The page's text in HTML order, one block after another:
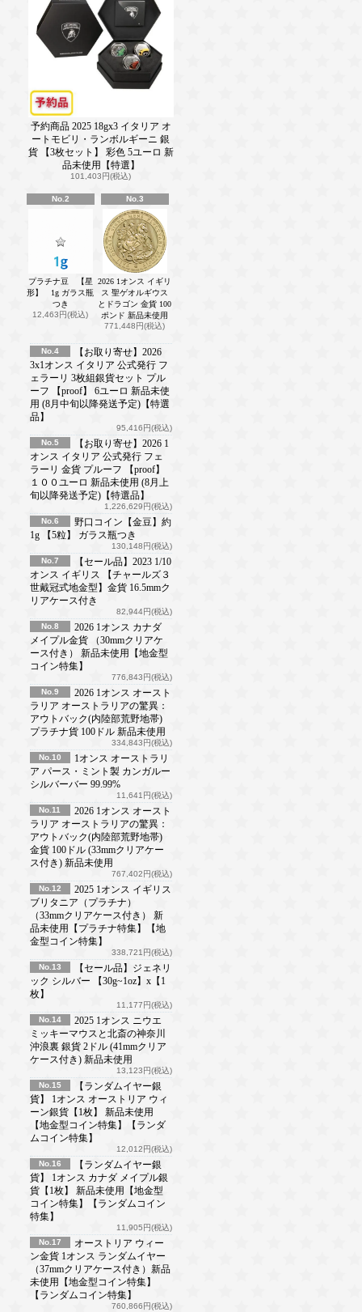
予約商品 2025 18gx3 イタリア オ
ートモビリ・ランボルギーニ 銀
貨 【3枚セット】 彩色 5ユーロ 新
品未使用【特選】
101,403円(税込)
No.2
プラチナ豆 【星
形】 1g ガラス瓶
つき
12,463円(税込)
No.3
2026 1オンス イギリ
ス 聖ゲオルギウス
とドラゴン 金貨 100
ポンド 新品未使用
771,448円(税込)
No.4
【お取り寄せ】2026
3x1オンス イタリア 公式発行 フ
ェラーリ 3枚組銀貨セット プル
ーフ 【proof】 6ユーロ 新品未使
用 (8月中旬以降発送予定)【特選
品】
95,416円(税込)
No.5
【お取り寄せ】2026 1
オンス イタリア 公式発行 フェ
ラーリ 金貨 プルーフ 【proof】
１００ユーロ 新品未使用 (8月上
旬以降発送予定)【特選品】
1,226,629円(税込)
No.6
野口コイン【金豆】約
1g 【5粒】 ガラス瓶つき
130,148円(税込)
No.7
【セール品】2023 1/10
オンス イギリス 【チャールズ３
世戴冠式地金型】金貨 16.5mmク
リアケース付き
82,944円(税込)
No.8
2026 1オンス カナダ
メイプル金貨 （30mmクリアケ
ース付き） 新品未使用【地金型
コイン特集】
776,843円(税込)
No.9
2026 1オンス オースト
ラリア オーストラリアの驚異：
アウトバック(内陸部荒野地帯)
プラチナ貨 100ドル 新品未使用
334,843円(税込)
No.10
1オンス オーストラリ
ア パース・ミント製 カンガルー
シルバーバー 99.99%
11,641円(税込)
No.11
2026 1オンス オースト
ラリア オーストラリアの驚異：
アウトバック(内陸部荒野地帯)
金貨 100ドル (33mmクリアケー
ス付き) 新品未使用
767,402円(税込)
No.12
2025 1オンス イギリス
ブリタニア（プラチナ）
（33mmクリアケース付き） 新
品未使用【プラチナ特集】【地
金型コイン特集】
338,721円(税込)
No.13
【セール品】ジェネリ
ック シルバー 【30g~1oz】x【1
枚】
11,177円(税込)
No.14
2025 1オンス ニウエ
ミッキーマウスと北斎の神奈川
沖浪裏 銀貨 2ドル (41mmクリア
ケース付き) 新品未使用
13,123円(税込)
No.15
【ランダムイヤー銀
貨】 1オンス オーストリア ウィ
ーン銀貨【1枚】 新品未使用
【地金型コイン特集】【ランダ
ムコイン特集】
12,012円(税込)
No.16
【ランダムイヤー銀
貨】 1オンス カナダ メイプル銀
貨【1枚】 新品未使用【地金型
コイン特集】【ランダムコイン
特集】
11,905円(税込)
No.17
オーストリア ウィー
ン金貨 1オンス ランダムイヤー
（37mmクリアケース付き）新品
未使用【地金型コイン特集】
【ランダムコイン特集】
760,866円(税込)